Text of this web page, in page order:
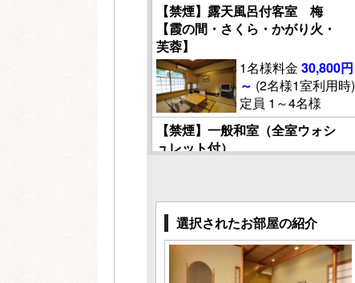
【禁煙】露天風呂付客室 梅
【霞の間・さくら・かがり火・
芙蓉】
1名様料金30,800円
～ (2名様1室利用時)
定員 1～4名様
【禁煙】一般和室（全室ウォシ
ュレット付）
定員 1～4名様
選択されたお部屋の紹介